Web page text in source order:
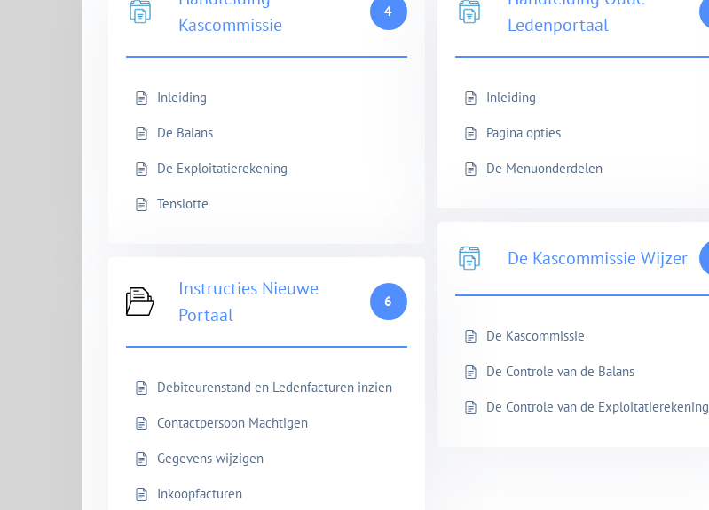
Kascommissie
4
Inleiding
De Balans
De Exploitatierekening
Tenslotte
Ledenportaal
Inleiding
Pagina opties
De Menuonderdelen
De Kascommissie Wijzer
De Kascommissie
De Controle van de Balans
De Controle van de Exploitatierekening
Instructies Nieuwe
Portaal
6
Debiteurenstand en Ledenfacturen inzien
Contactpersoon Machtigen
Gegevens wijzigen
Inkoopfacturen